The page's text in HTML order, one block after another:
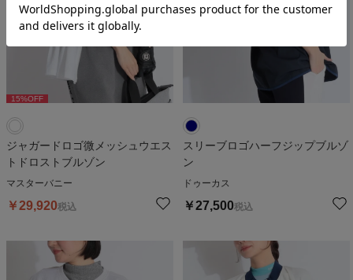
15%OFF
ジャガードロゴ微メッシュウエス
トドロストブルゾン
マスターバニー
￥29,920税込
スリーブロゴハーフジップブルゾ
ン
ドゥーカス
￥27,500税込